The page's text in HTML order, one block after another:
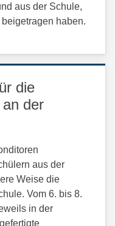
aus der Schule,
haben.
die
der
aus der
Weise die
Vom 6. bis 8.
in der